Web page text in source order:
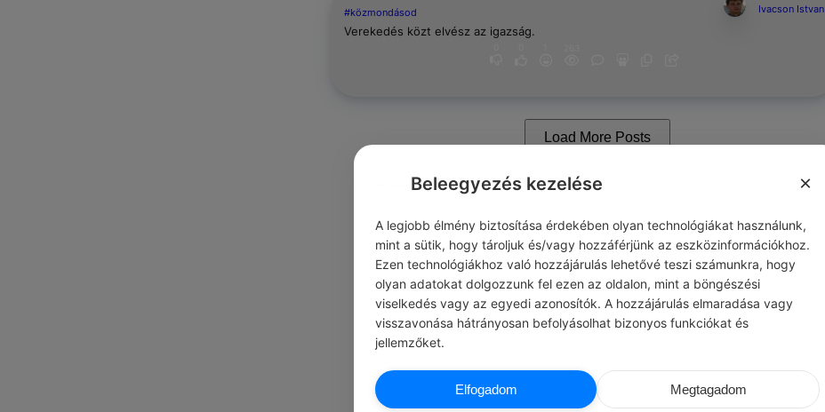
#közmondásod Ivacson Istvan
Verekedés közt elvész az igazság.
Load More Posts
Beleegyezés kezelése ×
A legjobb élmény biztosítása érdekében olyan technológiákat használunk,
mint a sütik, hogy tároljuk és/vagy hozzáférjünk az eszközinformációkhoz.
Ezen technológiákhoz való hozzájárulás lehetővé teszi számunkra, hogy
olyan adatokat dolgozzunk fel ezen az oldalon, mint a böngészési
viselkedés vagy az egyedi azonosítók. A hozzájárulás elmaradása vagy
visszavonása hátrányosan befolyásolhat bizonyos funkciókat és
jellemzőket.
Elfogadom Megtagadom